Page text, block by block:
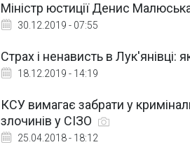
Міністр юстиції Денис
30.12.2019 - 07:55
Страх і ненависть в Лук'янівці:
18.12.2019 - 14:19
КСУ вимагає забрати у
злочинів у СІЗО
25.04.2018 - 18:12